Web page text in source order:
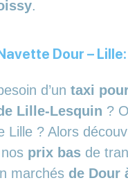
.
Dour – Lille:
d’un taxi
Lille-Lesquin ?
Lille ? Alors
prix bas de
marchés de Dour